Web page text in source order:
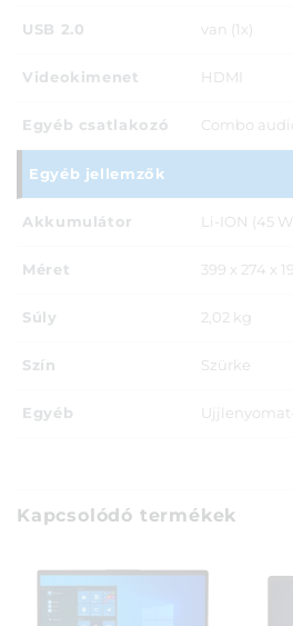
USB 2.0 van (1x)
Videokimenet HDMI
Egyéb csatlakozó Combo
Egyéb jellemzők
Akkumulátor Li-ION (45
Méret 399 x 274 x
Súly 2,02 kg
Szín Szürke
Egyéb
Kapcsolódó termékek